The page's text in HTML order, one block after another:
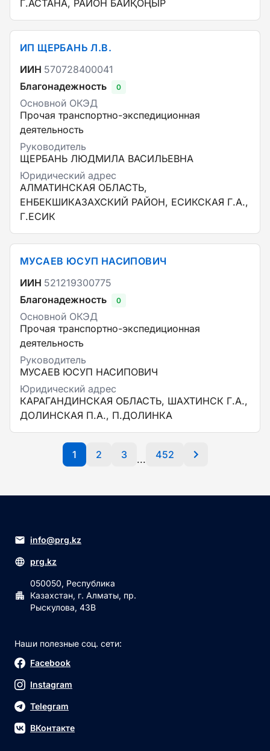
Г.АСТАНА, РАЙОН БАЙҚОҢЫР
ИП ЩЕРБАНЬ Л.В.
ИИН 570728400041
Благонадежность
0
Основной ОКЭД
Прочая транспортно-экспедиционная
деятельность
Руководитель
ЩЕРБАНЬ ЛЮДМИЛА ВАСИЛЬЕВНА
Юридический адрес
АЛМАТИНСКАЯ ОБЛАСТЬ,
ЕНБЕКШИКАЗАХСКИЙ РАЙОН, ЕСИКСКАЯ Г.А.,
Г.ЕСИК
МУСАЕВ ЮСУП НАСИПОВИЧ
ИИН 521219300775
Благонадежность
0
Основной ОКЭД
Прочая транспортно-экспедиционная
деятельность
Руководитель
МУСАЕВ ЮСУП НАСИПОВИЧ
Юридический адрес
КАРАГАНДИНСКАЯ ОБЛАСТЬ, ШАХТИНСК Г.А.,
ДОЛИНСКАЯ П.А., П.ДОЛИНКА
1 2 3 ... 452
info@prg.kz
prg.kz
050050, Республика
Казахстан, г. Алматы, пр.
Рыскулова, 43В
Наши полезные соц. сети:
Facebook
Instagram
Telegram
ВКонтакте